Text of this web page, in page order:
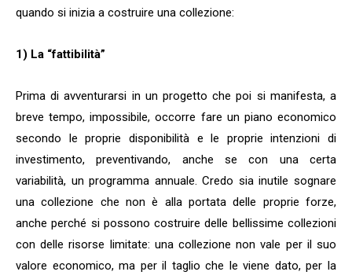
quando si inizia a costruire una collezione:
1) La “fattibilità”
Prima di avventurarsi in un progetto che poi si manifesta, a
breve tempo, impossibile, occorre fare un piano economico
secondo le proprie disponibilità e le proprie intenzioni di
investimento, preventivando, anche se con una certa
variabilità, un programma annuale. Credo sia inutile sognare
una collezione che non è alla portata delle proprie forze,
anche perché si possono costruire delle bellissime collezioni
con delle risorse limitate: una collezione non vale per il suo
valore economico, ma per il taglio che le viene dato, per la